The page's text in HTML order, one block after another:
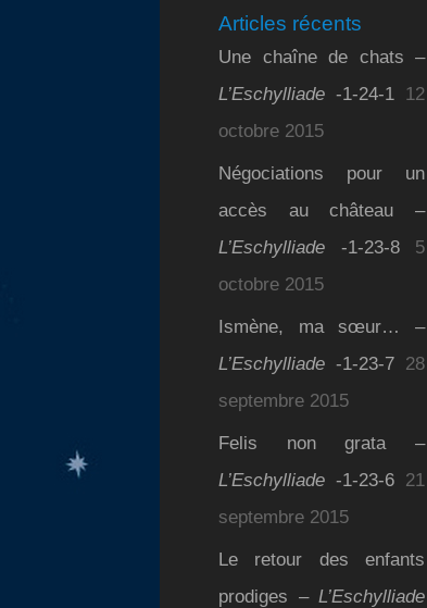
Articles récents
Une chaîne de chats –
L’Eschylliade -1-24-1
12
octobre 2015
Négociations pour un
accès au château –
L’Eschylliade -1-23-8
5
octobre 2015
Ismène, ma sœur… –
L’Eschylliade -1-23-7 28
septembre 2015
Felis non grata –
L’Eschylliade -1-23-6 21
septembre 2015
Le retour des enfants
prodiges –L’Eschylliade